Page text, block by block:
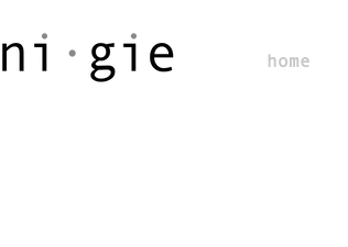
home